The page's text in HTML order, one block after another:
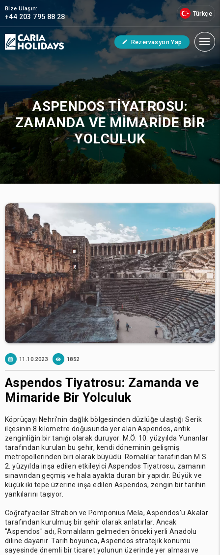
Bize Ulaşın:
+44 203 795 88 28 Türkçe
Rezervasyon Yap
ASPENDOS TIYATROSU:
ZAMANDA VE MIMARIDE BIR
YOLCULUK
11.10.2023 1852
Aspendos Tiyatrosu: Zamanda ve
Mimaride Bir Yolculuk
Köprüçayı Nehri'nin dağlık bölgesinden düzlüğe ulaştığı Serik
ilçesinin 8 kilometre doğusunda yer alan Aspendos, antik
zenginliğin bir tanığı olarak duruyor. M.Ö. 10. yüzyılda Yunanlar
tarafından kurulan bu şehir, kendi döneminin gelişmiş
metropollerinden biri olarak büyüdü. Romalılar tarafından M.S.
2. yüzyılda inşa edilen etkileyici Aspendos Tiyatrosu, zamanın
sınavından geçmiş ve hala ayakta duran bir yapıdır. Büyük ve
küçük iki tepe üzerine inşa edilen Aspendos, zengin bir tarihin
yankılarını taşıyor.
Coğrafyacılar Strabon ve Pomponius Mela, Aspendos'u Akalar
tarafından kurulmuş bir şehir olarak anlatırlar. Ancak
"Aspendos" adı, Romalıların gelmeden önceki yerli Anadolu
diline dayanır. Tarih boyunca, Aspendos stratejik konumu
sayesinde önemli bir ticaret yolunun üzerinde yer alması ve